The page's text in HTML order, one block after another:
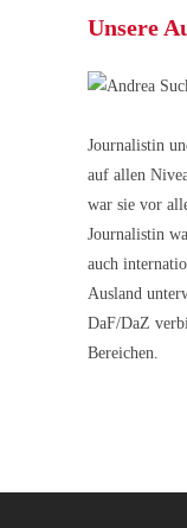
Unsere
Journalistin
auf allen
war sie vor
Journalistin
auch
Ausland
DaF/DaZ
Bereichen.